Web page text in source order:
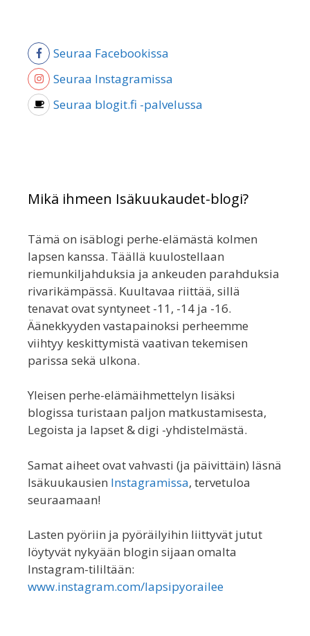
Seuraa Facebookissa
Seuraa Instagramissa
Seuraa blogit.fi -palvelussa
Mikä ihmeen Isäkuukaudet-blogi?
Tämä on isäblogi perhe-elämästä kolmen
lapsen kanssa. Täällä kuulostellaan
riemunkiljahduksia ja ankeuden parahduksia
rivarikämpässä. Kuultavaa riittää, sillä
tenavat ovat syntyneet -11, -14 ja -16.
Äänekkyyden vastapainoksi perheemme
viihtyy keskittymistä vaativan tekemisen
parissa sekä ulkona.
Yleisen perhe-elämäihmettelyn lisäksi
blogissa turistaan paljon matkustamisesta,
Legoista ja lapset & digi -yhdistelmästä.
Samat aiheet ovat vahvasti (ja päivittäin) läsnä
Isäkuukausien Instagramissa, tervetuloa
seuraamaan!
Lasten pyöriin ja pyöräilyihin liittyvät jutut
löytyvät nykyään blogin sijaan omalta
Instagram-tililtään:
www.instagram.com/lapsipyorailee